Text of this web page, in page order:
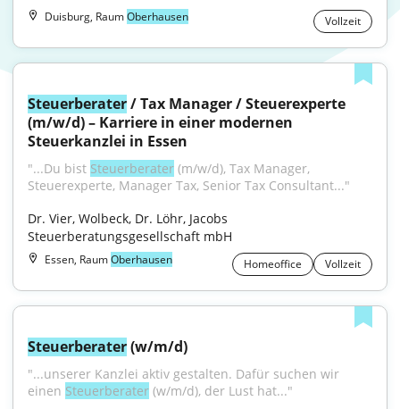
Duisburg, RaumOberhausen Vollzeit
Steuerberater / Tax Manager / Steuerexperte
(m/w/d) – Karriere in einer modernen
Steuerkanzlei in Essen
"...Du bist Steuerberater (m/w/d), Tax Manager,
Steuerexperte, Manager Tax, Senior Tax Consultant..."
Dr. Vier, Wolbeck, Dr. Löhr, Jacobs
Steuerberatungsgesellschaft mbH
Essen, RaumOberhausen Homeoffice Vollzeit
Steuerberater (w/m/d)
"...unserer Kanzlei aktiv gestalten. Dafür suchen wir
einen Steuerberater (w/m/d), der Lust hat..."